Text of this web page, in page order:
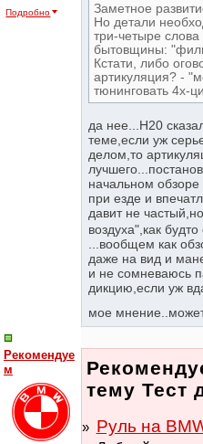
Подробно
Заметное
Но детали
три-четыре
бытовщины:
Кстати, либо
артикуляция? -
тюнинговать 4х-
да нее...Н20
теме,если уж
делом,то
начальном обзоре
при езде и
давит не
воздуха",как
...вообщем как
даже на вид и
и не сомневаюсь
дикцию,если уж
мое
Рекомендуе
м
тему Тест
Руль на